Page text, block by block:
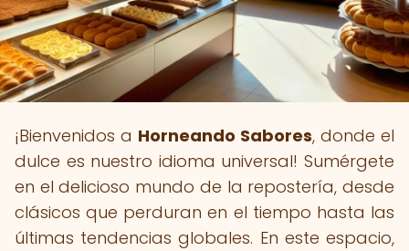
¡Bienvenidos a Horneando Sabores, donde el
dulce es nuestro idioma universal! Sumérgete
en el delicioso mundo de la repostería, desde
clásicos que perduran en el tiempo hasta las
últimas tendencias globales. En este espacio,